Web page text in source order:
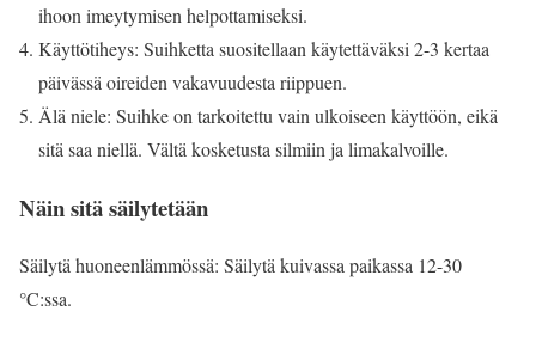
ihoon imeytymisen helpottamiseksi.
Käyttötiheys: Suihketta suositellaan käytettäväksi 2-3 kertaa
päivässä oireiden vakavuudesta riippuen.
Älä niele: Suihke on tarkoitettu vain ulkoiseen käyttöön, eikä
sitä saa niellä. Vältä kosketusta silmiin ja limakalvoille.
Näin sitä säilytetään
Säilytä huoneenlämmössä: Säilytä kuivassa paikassa 12-30
°C:ssa.